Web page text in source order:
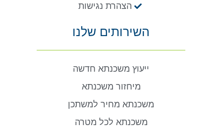
הצהרת נגישות
השירותים שלנו
ייעוץ משכנתא חדשה
מיחזור משכנתא
משכנתא מחיר למשתכן
משכנתא לכל מטרה